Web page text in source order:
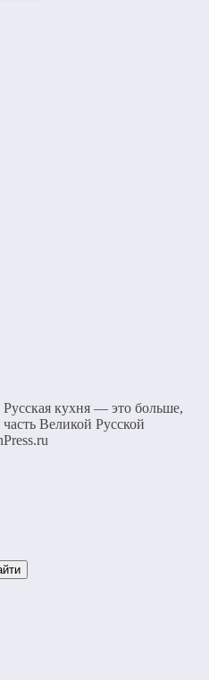
Русская кухня — это больше,
Великой Русской